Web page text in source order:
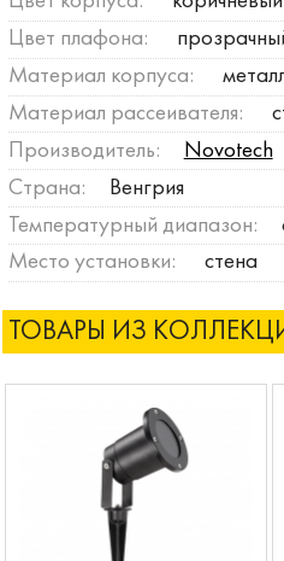
Цвет плафона:
Материал корпуса:
Материал рассеивателя:
Производитель:
Novotech
Страна:
Венгрия
Температурный диапазон:
Место установки:
стена
ТОВАРЫ ИЗ